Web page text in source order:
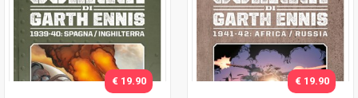
€ 19.90 € 19.90